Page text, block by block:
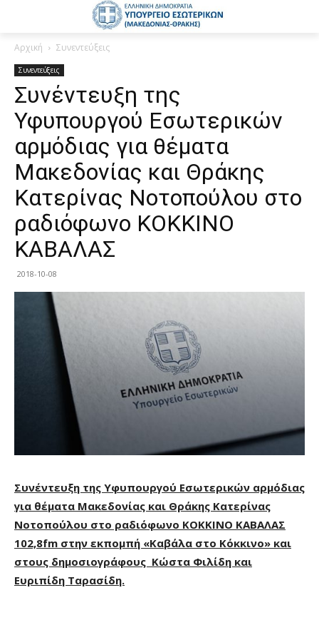
Αρχική Συνεντεύξεις
Συνεντεύξεις
Συνέντευξη της
Υφυπουργού Εσωτερικών
αρμόδιας για θέματα
Μακεδονίας και Θράκης
Κατερίνας Νοτοπούλου στο
ραδιόφωνο ΚΟΚΚΙΝΟ
ΚΑΒΑΛΑΣ
2018-10-08
Συνέντευξη της Υφυπουργού Εσωτερικών αρμόδιας
για θέματα Μακεδονίας και Θράκης Κατερίνας
Νοτοπούλου στο ραδιόφωνο ΚΟΚΚΙΝΟ ΚΑΒΑΛΑΣ
102,8fm στην εκπομπή «Καβάλα στο Κόκκινο» και
στους δημοσιογράφους Κώστα Φιλίδη και
Ευριπίδη Ταρασίδη.